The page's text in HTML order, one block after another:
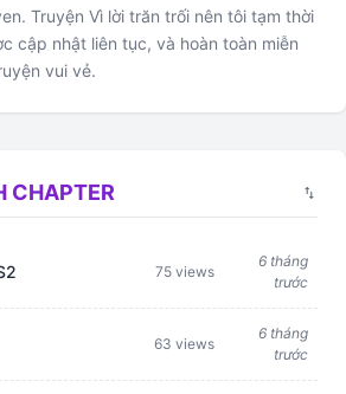
Truyện Vì lời trăn trối nên tôi tạm thời
cập nhật liên tục, và hoàn toàn miễn
vui vẻ.
CHAPTER swap_vert
75 views
6 tháng
trước
63 views
6 tháng
trước